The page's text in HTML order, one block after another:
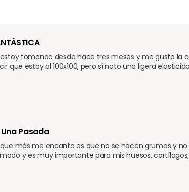
tomando desde hace tres meses y me gusta la
que estoy al 100x100, pero sí noto una ligera
Una Pasada
más me encanta es que no se hacen grumos y
y es muy importante para mis huesos,